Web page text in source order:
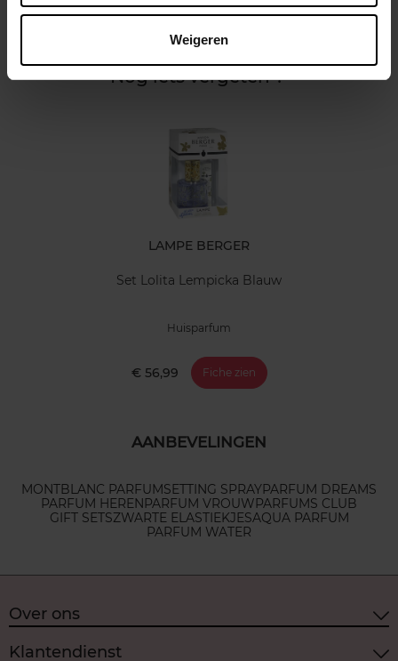
Weigeren
Nog iets vergeten ?
LAMPE BERGER
Set Lolita Lempicka Blauw
Huisparfum
€ 56,99 Fiche zien
AANBEVELINGEN
MONTBLANC PARFUMSETTING SPRAYPARFUM DREAMS
PARFUM HEREN PARFUM VROUW PARFUMS CLUB
GIFT SETSZWARTE ELASTIEKJESAQUA PARFUM
PARFUM WATER
Over ons
Klantendienst